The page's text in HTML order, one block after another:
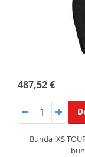
487,52 €
Bunda iXS